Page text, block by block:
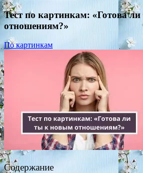
Тест по картинкам: «Готова
отношениям?»
По картинкам
Содержание